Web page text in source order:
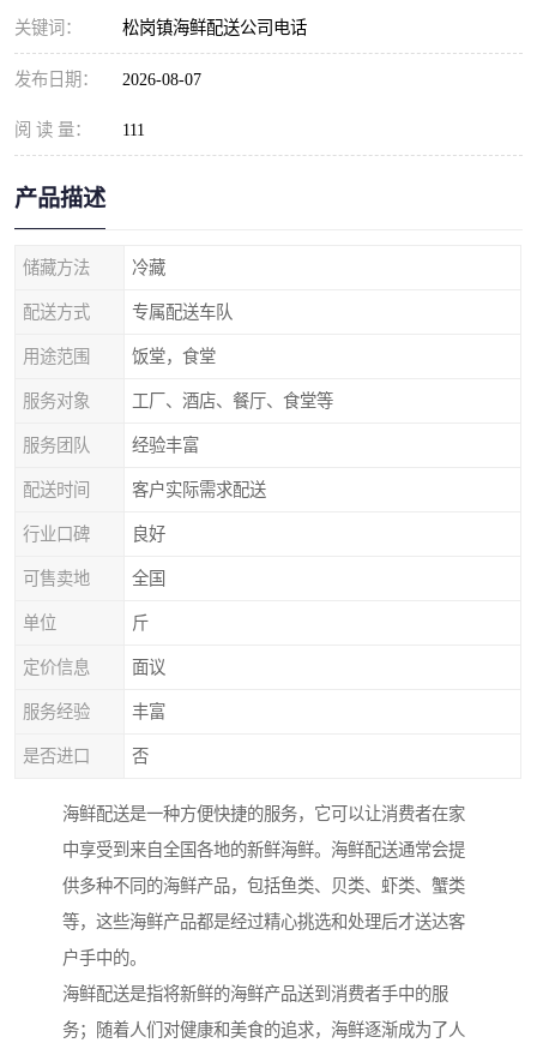
关键词： 松岗镇海鲜配送公司电话
发布日期： 2026-08-07
阅 读 量： 111
产品描述
储藏方法 冷藏
配送方式 专属配送车队
用途范围 饭堂，食堂
服务对象 工厂、酒店、餐厅、食堂等
服务团队 经验丰富
配送时间 客户实际需求配送
行业口碑 良好
可售卖地 全国
单位 斤
定价信息 面议
服务经验 丰富
是否进口 否
海鲜配送是一种方便快捷的服务，它可以让消费者在家
中享受到来自全国各地的新鲜海鲜。海鲜配送通常会提
供多种不同的海鲜产品，包括鱼类、贝类、虾类、蟹类
等，这些海鲜产品都是经过精心挑选和处理后才送达客
户手中的。
海鲜配送是指将新鲜的海鲜产品送到消费者手中的服
务；随着人们对健康和美食的追求，海鲜逐渐成为了人